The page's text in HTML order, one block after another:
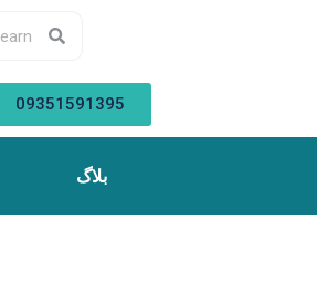
09351591395
بلاگ